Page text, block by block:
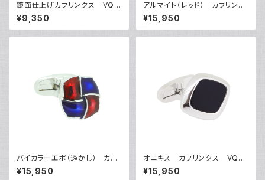
鏡面仕上げカフリンクス VQC
-0608
¥9,350
アルマイト（レッド） カフリンク
ス VQC-1209RR
¥15,950
バイカラーエポ（透かし） カフ
リンクス VQC-1201
¥15,950
オニキス カフリンクス VQC-
1213B
¥15,950